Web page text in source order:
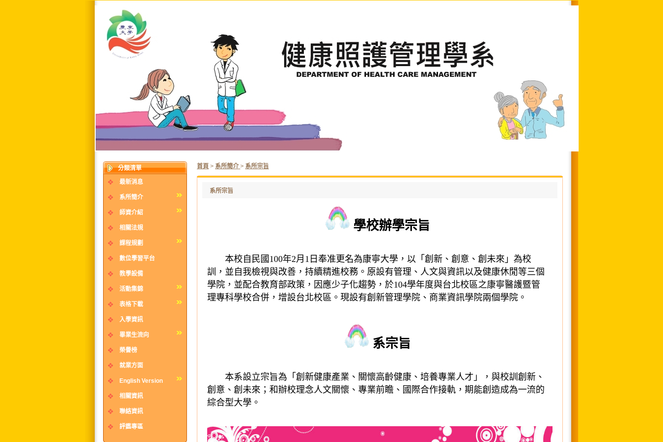
分類清單
最新消息
系所簡介
師資介紹
相關法規
課程規劃
數位學習平台
教學設備
活動集錦
表格下載
入學資訊
畢業生流向
榮譽榜
就業方面
English Version
相關資訊
聯絡資訊
評鑑專區
首頁 > 系所簡介 > 系所宗旨
系所宗旨
學校辦學宗旨
本校自民國100年2月1日奉准更名為康寧大學，以「創新、創意、創未來」為校
訓，並自我檢視與改善，持續精進校務。原設有管理、人文與資訊以及健康休閒等三個
學院，並配合教育部政策，因應少子化趨勢，於104學年度與台北校區之康寧醫護暨管
理專科學校合併，增設台北校區。現設有創新管理學院、商業資訊學院兩個學院。
系宗旨
本系設立宗旨為「創新健康產業、關懷高齡健康、培養專業人才」，與校訓創新、
創意、創未來；和辦校理念人文關懷、專業前瞻、國 際合作接軌，期能創造成為一流的
綜合型大學。